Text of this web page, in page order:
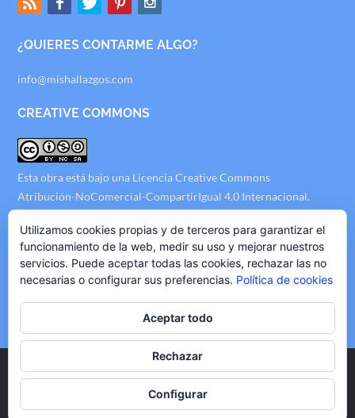
¿QUIERES CONTARME ALGO?
info@mishallazgos.com
CREATIVE COMMONS
Esta obra está bajo una Licencia Creative Commons
Atribución-NoComercial-CompartirIgual 4.0 Internacional.
AVISO LEGAL
Politica de Privacidad
Politica de Cookies
Politica de Publicidad
Copyright © 2020 mishallazgos.com, All Rights Reserved.
Utilizamos cookies propias y de terceros para garantizar el
funcionamiento de la web, medir su uso y mejorar nuestros
servicios. Puede aceptar todas las cookies, rechazar las no
necesarias o configurar sus preferencias. Política de cookies
Aceptar todo
Rechazar
Configurar